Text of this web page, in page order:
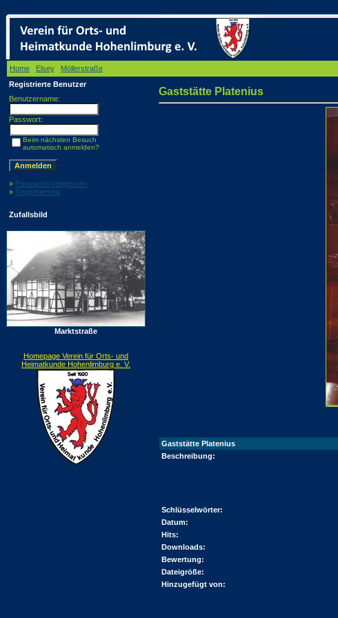
Home Elsey Möllerstraße
Registrierte Benutzer
Benutzername:
Passwort:
Beim nächsten Besuch
automatisch anmelden?
» Password vergessen
» Registrierung
Zufallsbild
Marktstraße
Homepage Verein für Orts- und
Heimatkunde Hohenlimburg e. V.
Gaststätte Platenius
Gaststätte Platenius
Beschreibung:
Schlüsselwörter:
Datum:
Hits:
Downloads:
Bewertung:
Dateigröße:
Hinzugefügt von: